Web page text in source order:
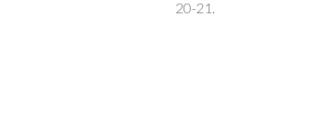
20-21.